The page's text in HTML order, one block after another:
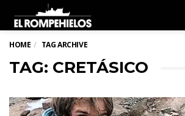
HOME TAG ARCHIVE
TAG: CRETÁSICO